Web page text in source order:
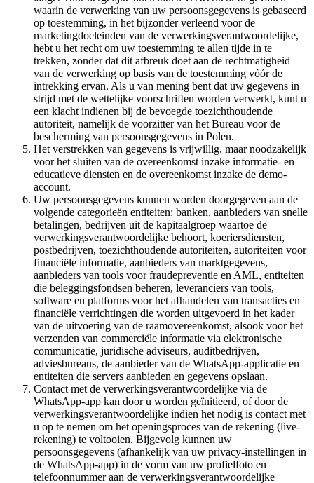
waarin de verwerking van uw persoonsgegevens is gebaseerd
op toestemming, in het bijzonder verleend voor de
marketingdoeleinden van de verwerkingsverantwoordelijke,
hebt u het recht om uw toestemming te allen tijde in te
trekken, zonder dat dit afbreuk doet aan de rechtmatigheid
van de verwerking op basis van de toestemming vóór de
intrekking ervan. Als u van mening bent dat uw gegevens in
strijd met de wettelijke voorschriften worden verwerkt, kunt u
een klacht indienen bij de bevoegde toezichthoudende
autoriteit, namelijk de voorzitter van het Bureau voor de
bescherming van persoonsgegevens in Polen.
Het verstrekken van gegevens is vrijwillig, maar noodzakelijk
voor het sluiten van de overeenkomst inzake informatie- en
educatieve diensten en de overeenkomst inzake de demo-
account.
Uw persoonsgegevens kunnen worden doorgegeven aan de
volgende categorieën entiteiten: banken, aanbieders van snelle
betalingen, bedrijven uit de kapitaalgroep waartoe de
verwerkingsverantwoordelijke behoort, koeriersdiensten,
postbedrijven, toezichthoudende autoriteiten, autoriteiten voor
financiële informatie, aanbieders van marktgegevens,
aanbieders van tools voor fraudepreventie en AML, entiteiten
die beleggingsfondsen beheren, leveranciers van tools,
software en platforms voor het afhandelen van transacties en
financiële verrichtingen die worden uitgevoerd in het kader
van de uitvoering van de raamovereenkomst, alsook voor het
verzenden van commerciële informatie via elektronische
communicatie, juridische adviseurs, auditbedrijven,
adviesbureaus, de aanbieder van de WhatsApp-applicatie en
entiteiten die servers aanbieden en gegevens opslaan.
Contact met de verwerkingsverantwoordelijke via de
WhatsApp-app kan door u worden geïnitieerd, of door de
verwerkingsverantwoordelijke indien het nodig is contact met
u op te nemen om het openingsproces van de rekening (live-
rekening) te voltooien. Bijgevolg kunnen uw
persoonsgegevens (afhankelijk van uw privacy-instellingen in
de WhatsApp-app) in de vorm van uw profielfoto en
telefoonnummer aan de verwerkingsverantwoordelijke